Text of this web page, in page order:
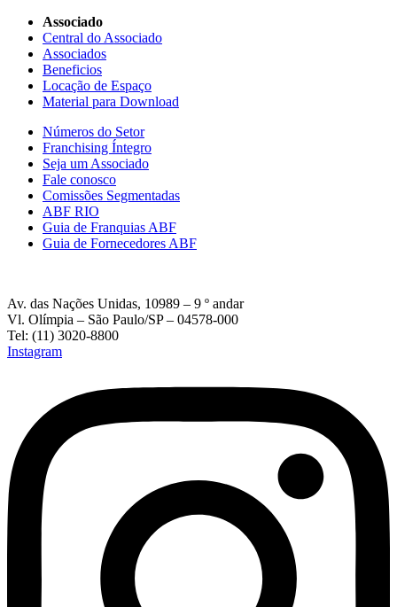
Associado
Central do Associado
Associados
Beneficios
Locação de Espaço
Material para Download
Números do Setor
Franchising Íntegro
Seja um Associado
Fale conosco
Comissões Segmentadas
ABF RIO
Guia de Franquias ABF
Guia de Fornecedores ABF
Av. das Nações Unidas, 10989 – 9 º andar
Vl. Olímpia – São Paulo/SP – 04578-000
Tel: (11) 3020-8800
Instagram